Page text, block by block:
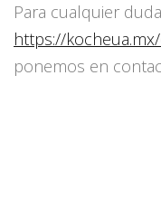
Para cualquier
https://
ponemos en